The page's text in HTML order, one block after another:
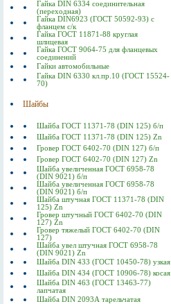
Гайка DIN 6334 соединительная
(переходная)
Гайка DIN6923 (ГОСТ 50592-93) с
фланцем с/к
Гайка ГОСТ 11871-88 круглая
шлицевая
Гайка ГОСТ 9064-75 для фланцевых
соединений
Гайки автомобильные
Гайка DIN 6330 кл.пр.10 (ГОСТ 15524-
70)
Шайбы
Шайба ГОСТ 11371-78 (DIN 125) б/п
Шайба ГОСТ 11371-78 (DIN 125) Zn
Гровер ГОСТ 6402-70 (DIN 127) б/п
Гровер ГОСТ 6402-70 (DIN 127) Zn
Шайба увеличенная ГОСТ 6958-78
(DIN 9021) б/п
Шайба увеличенная ГОСТ 6958-78
(DIN 9021) б/п
Шайба штучная ГОСТ 11371-78 (DIN
125) Zn
Гровер штучный ГОСТ 6402-70 (DIN
127) Zn
Гровер тяжелый ГОСТ 6402-70 (DIN
127)
Шайба увел штучная ГОСТ 6958-78
(DIN 9021) Zn
Шайба DIN 433 (ГОСТ 10450-78) узкая
Шайба DIN 434 (ГОСТ 10906-78) косая
Шайба DIN 463 (ГОСТ 13463-77)
лапчатая
Шайба DIN 2093А тарельчатая